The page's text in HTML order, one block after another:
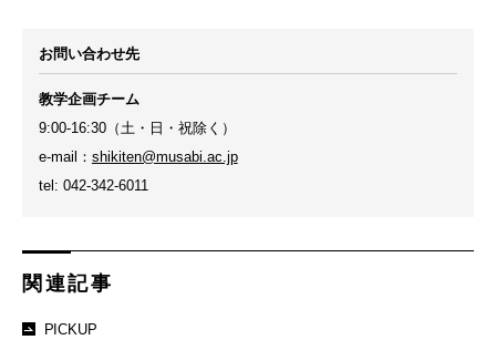
お問い合わせ先
教学企画チーム
9:00-16:30（土・日・祝除く）
e-mail： shikiten@musabi.ac.jp
tel: 042-342-6011
関連記事
PICKUP